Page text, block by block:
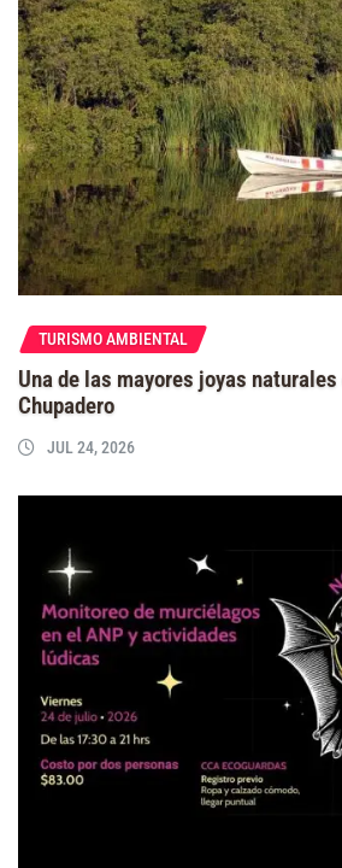
TURISMO AMBIENTAL
Una de las mayores joyas naturales
Chupadero
JUL 24, 2026